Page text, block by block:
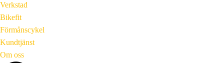
Verkstad
Bikefit
Förmånscykel
Kundtjänst
Om oss